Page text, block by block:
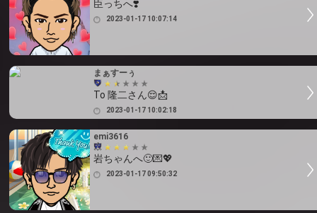
臣っちへ❣️
2023-01-17 10:07:14
まぁすーぅ
To 隆二さん😌📩
2023-01-17 10:02:18
emi3616
岩ちゃんへ🙂💌💖
2023-01-17 09:50:32